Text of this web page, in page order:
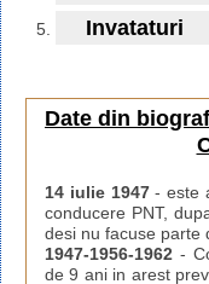
Invataturi
Date din
14 iulie 1947- este
conducere PNT,
desi nu facuse parte
1947-1956-1962 -
de 9 ani in arest